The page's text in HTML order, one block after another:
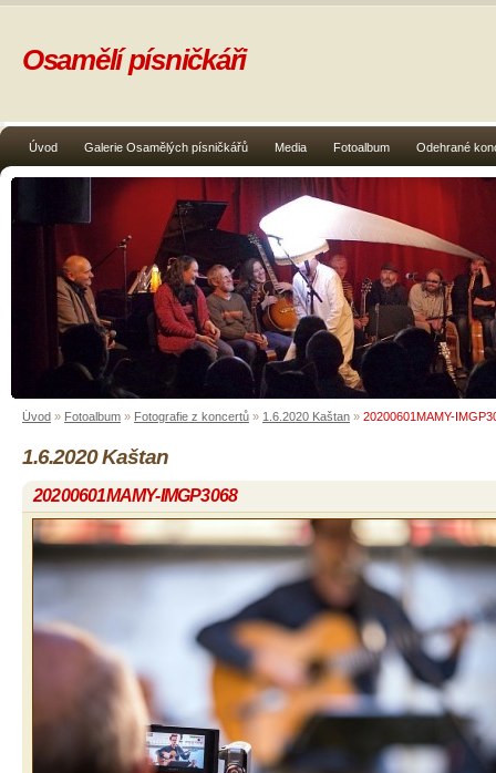
Úvod Galerie Osamělých písničkářů Media Fotoalbum Odehrané
Osamělí písničkáři
Úvod » Fotoalbum » Fotografie z koncertů » 1.6.2020 Kaštan » 20200601MAMY-
1.6.2020 Kaštan
20200601MAMY-IMGP3068